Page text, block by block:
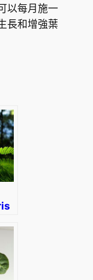
以每月施一
長和增強葉